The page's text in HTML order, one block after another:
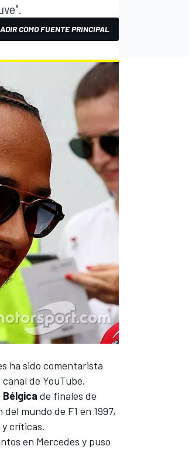
COMO FUENTE PRINCIPAL
ha sido comentarista
de YouTube.
Bélgica de finales de
del mundo de F1 en 1997,
críticas.
en Mercedes y puso